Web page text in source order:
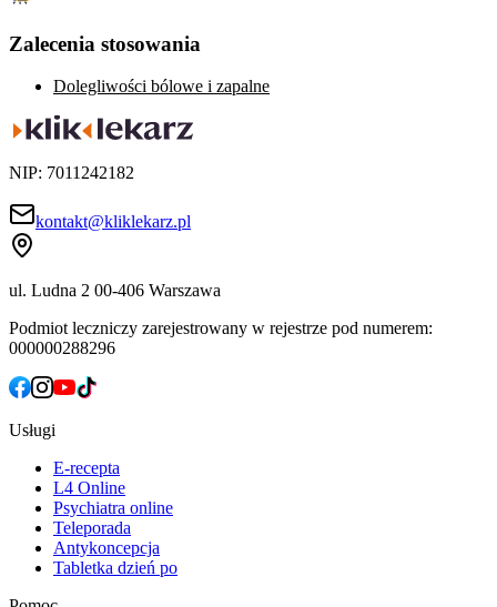
Zalecenia stosowania
Dolegliwości bólowe i zapalne
NIP: 7011242182
kontakt@kliklekarz.pl
ul. Ludna 2 00-406 Warszawa
Podmiot leczniczy zarejestrowany w rejestrze pod numerem:
000000288296
Usługi
E-recepta
L4 Online
Psychiatra online
Teleporada
Antykoncepcja
Tabletka dzień po